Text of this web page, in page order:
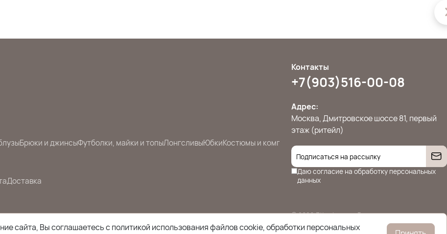
Брюки и джинсыФутболки, майки и топыЛонгсливыЮбкиКостюмы и комплекты
Доставка
Контакты
+7(903)516-00-08
Адрес:
Москва, Дмитровское шоссе 81, первый
этаж (ритейл)
Даю согласие на обработку персональных
данных
© 2026 Ettoplus.ru — Все права защищены.
Политика конфиденциальности
сайта, Вы соглашаетесь с политикой использования файлов cookie, обработки персональных